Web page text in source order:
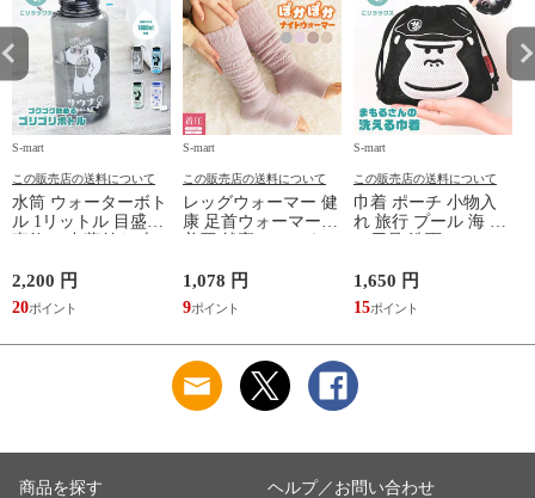
S-mart
この販売店の送料について
水筒 ウォーターボト
ル 1リットル 目盛り
直飲み 中蓋付き 大
マイボトル 動物 ア
ニマル ゴリラ ごリ
ラックス ゴリゴリボ
2,200 円
20
S-mart
この販売店の送料について
レッグウォーマー 健
康 足首ウォーマー
着圧 就寝 おしゃれ
ふんわり 足湯のよう
なぽかぽかナイトウ
ォーマー inf-26
1,078 円
9
S-mart
この販売店の送料について
巾着 ポーチ 小物入
れ 旅行 プール 海 バ
ス用品 洗面セット
サウナ ごリラックス
まもるさんの洗える
巾着 ブラック 黒
1,650 円
15
商品を探す ヘルプ／お問い合わせ